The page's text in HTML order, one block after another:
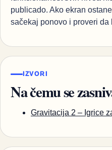
publicado. Ako ekran
sačekaj ponovo i proveri
IZVORI
Na čemu se
Gravitacija 2 – Igrice